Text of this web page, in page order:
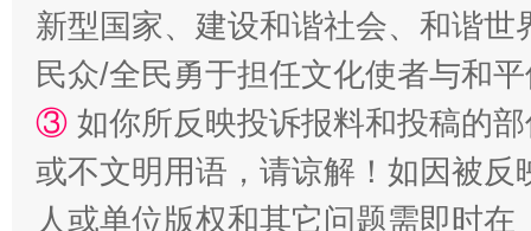
新型国家、建设和谐社会、和谐
民众/全民勇于担任文化使者与和
③ 如你所反映投诉报料和投稿的
或不文明用语，请谅解！如因被
人或单位版权和其它问题需即时在